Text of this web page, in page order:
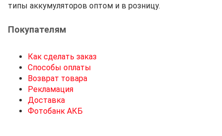
типы аккумуляторов оптом и в розницу.
Покупателям
Как сделать заказ
Способы оплаты
Возврат товара
Рекламация
Доставка
Фотобанк АКБ